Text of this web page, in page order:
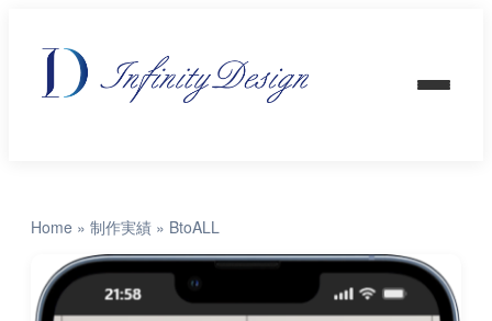
Home » 制作実績 » BtoALL